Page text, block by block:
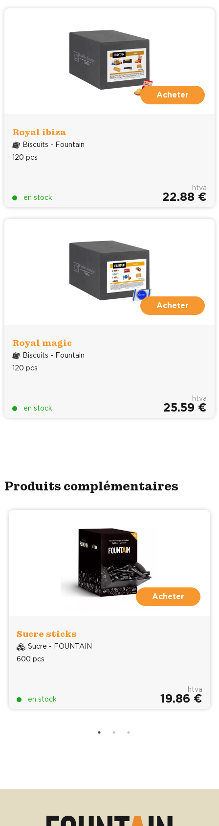
Acheter
Royal ibiza
Biscuits - Fountain
120 pcs
en stock
htva
22.88 €
Acheter
Royal magic
Biscuits - Fountain
120 pcs
en stock
htva
25.59 €
Produits complémentaires
Acheter
Sucre sticks
Sucre - FOUNTAIN
600 pcs
en stock
htva
19.86 €